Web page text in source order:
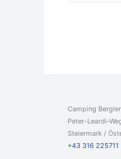
Camping
Peter-Leardi-
Steiermark /
+43 316 225711